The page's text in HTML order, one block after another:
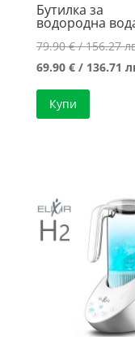
Бутилка за
водородна
79.90€/ 156.27
69.90 €/ 136.71
Купи